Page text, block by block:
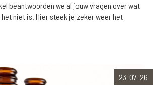
beantwoorden we al jouw vragen over wat
niet is. Hier steek je zeker weer het
23-07-26